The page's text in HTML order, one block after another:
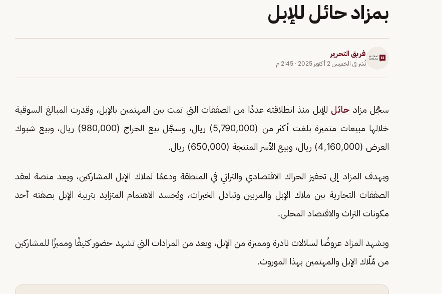
بمزاد حائل للإبل
فريق التحرير
نُشر في الخميس 2 أكتوبر 2025 · 2:45 م
سجَّل مزاد حائل للإبل منذ انطلاقته عددًا من الصفقات التي تمت بين المهتمين بالإبل، وقدرت المبالغ السوقية
خلالها مبيعات متميزة بلغت أكثر من (5,790,000) ريال، وسجَّل بيع الحراج (980,000) ريال، وبيع شبوك
العرض (4,160,000) ريال، وبيع الأسر المنتجة (650,000) ريال.
ويهدف المزاد إلى تحفيز الحراك الاقتصادي والتراثي في المنطقة ودعمًا لملاك الإبل المشاركين، ويعد منصة لعقد
الصفقات التجارية بين ملاك الإبل والمربين وتبادل الخبرات، ويُجسد الاهتمام المتزايد بتربية الإبل بصفته أحد
مكونات التراث والاقتصاد المحلي.
ويشهد المزاد عروضًا لسلالات نادرة ومميزة من الإبل، ويعد من المزادات التي تشهد حضور كثيفًا ومميزًا للمشاركين
من مُلّاك الإبل والمهتمين بهذا الموروث.